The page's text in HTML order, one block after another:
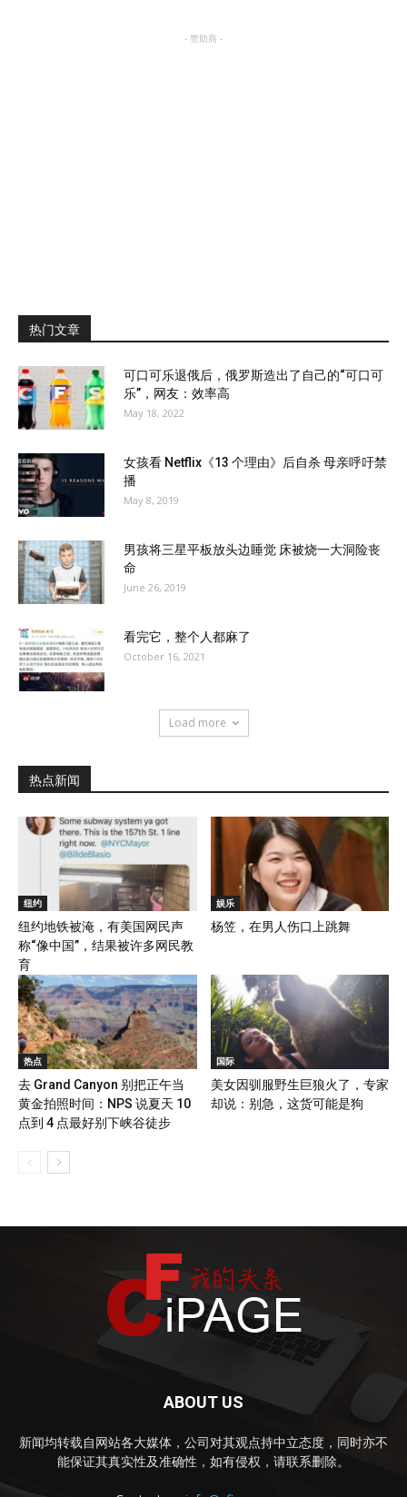
- 赞助商 -
热门文章
可口可乐退俄后，俄罗斯造出了自己的“可口可
乐”，网友：效率高
May 18, 2022
女孩看 Netflix《13 个理由》后自杀 母亲呼吁禁
播
May 8, 2019
男孩将三星平板放头边睡觉 床被烧一大洞险丧
命
June 26, 2019
看完它，整个人都麻了
October 16, 2021
Load more
热点新闻
纽约
纽约地铁被淹，有美国网民声
称“像中国”，结果被许多网民教
育
娱乐
杨笠，在男人伤口上跳舞
热点
去 Grand Canyon 别把正午当
黄金拍照时间：NPS 说夏天 10
点到 4 点最好别下峡谷徒步
国际
美女因驯服野生巨狼火了，专家
却说：别急，这货可能是狗
ABOUT US
新闻均转载自网站各大媒体，公司对其观点持中立态度，同时亦不
能保证其真实性及准确性，如有侵权，请联系删除。